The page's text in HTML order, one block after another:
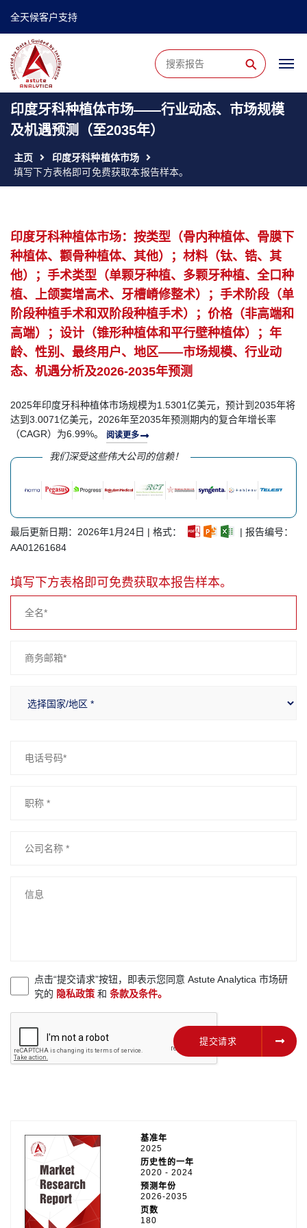
全天候客户支持
⚲
印度牙科种植体市场——行业动态、市场规模
及机遇预测（至2035年）
主页
印度牙科种植体市场
填写下方表格即可免费获取本报告样本。
印度牙科种植体市场：按类型（骨内种植体、骨膜下
种植体、颧骨种植体、其他）；材料（钛、锆、其
他）；手术类型（单颗牙种植、多颗牙种植、全口种
植、上颌窦增高术、牙槽嵴修整术）；手术阶段（单
阶段种植手术和双阶段种植手术）；价格（非高端和
高端）；设计（锥形种植体和平行壁种植体）；年
龄、性别、最终用户、地区——市场规模、行业动
态、机遇分析及2026-2035年预测
2025年印度牙科种植体市场规模为1.5301亿美元，预计到2035年将
达到3.0071亿美元，2026年至2035年预测期内的复合年增长率
（CAGR）为6.99%。
阅读更多
我们深受这些伟大公司的信赖！
最后更新日期：2026年1月24日 | 格式：
| 报告编号：
AA01261684
填写下方表格即可免费获取本报告样本。
点击“提交请求”按钮，即表示您同意 Astute Analytica 市场研
究的 隐私政策 和条款及条件。
提交请求
基准年
2025
历史性的一年
2020 - 2024
预测年份
2026-2035
页数
180